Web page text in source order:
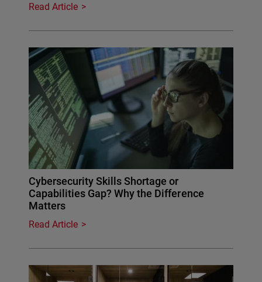
Read Article
Cybersecurity Skills Shortage or
Capabilities Gap? Why the Difference
Matters
Read Article